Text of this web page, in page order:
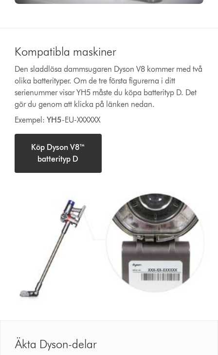
Kompatibla maskiner
Den sladdlösa dammsugaren Dyson V8 kommer med två
olika batterityper. Om de tre första figurerna i ditt
serienummer visar YH5 måste du köpa batterityp D. Det
gör du genom att klicka på länken nedan.
Exempel:YH5-EU-XXXXXX
Köp Dyson V8™
batterityp D
Äkta Dyson-delar